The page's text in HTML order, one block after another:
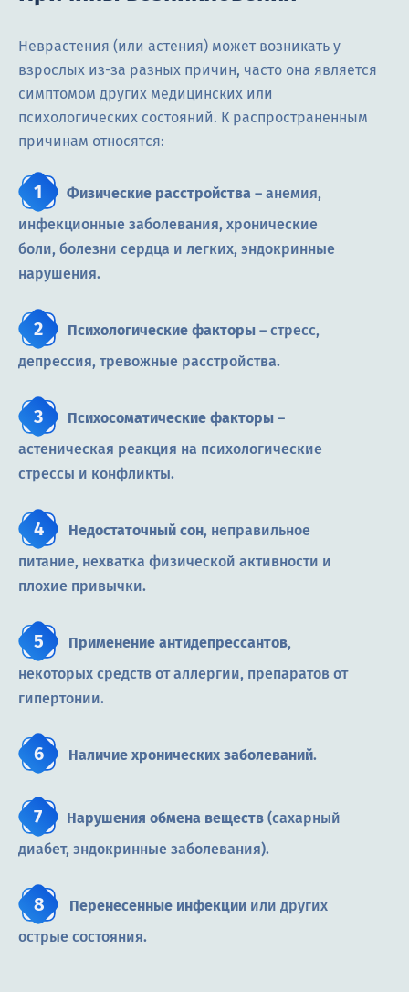
Неврастения (или астения) может возникать у
взрослых из-за разных причин, часто она является
симптомом других медицинских или
психологических состояний. К распространенным
причинам относятся:
Физические расстройства – анемия,
инфекционные заболевания, хронические
боли, болезни сердца и легких, эндокринные
нарушения.
Психологические факторы – стресс,
депрессия, тревожные расстройства.
Психосоматические факторы –
астеническая реакция на психологические
стрессы и конфликты.
Недостаточный сон, неправильное
питание, нехватка физической активности и
плохие привычки.
Применение антидепрессантов,
некоторых средств от аллергии, препаратов от
гипертонии.
Наличие хронических заболеваний.
Нарушения обмена веществ (сахарный
диабет, эндокринные заболевания).
Перенесенные инфекции или других
острые состояния.